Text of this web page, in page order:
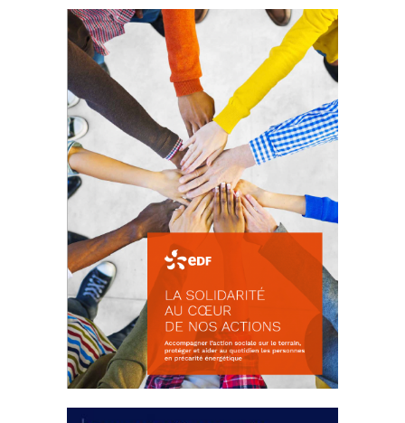
La prévention des conflits
d’intérêts
18 septembre 2023
FEUILLETER